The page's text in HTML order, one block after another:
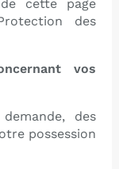
cette page
des
vos
des
possession